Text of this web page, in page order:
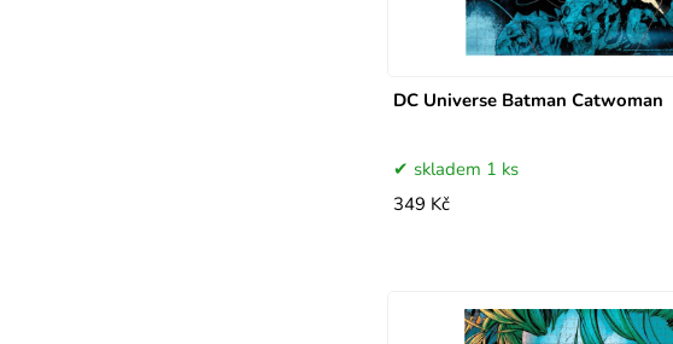
DC Universe Batman Catwoman
skladem 1 ks
349 Kč